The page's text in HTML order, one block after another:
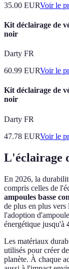
35.00 EURVoir le
Kit déclairage de
noir
Darty FR
60.99 EURVoir le
Kit déclairage de
noir
Darty FR
47.78 EURVoir le
L'éclairage
En 2026, la
compris celles de
ampoules basse
de plus en plus vers
l'adoption
énergétique jusqu'à
Les matériaux
utilisés pour créer
planète. À chaque